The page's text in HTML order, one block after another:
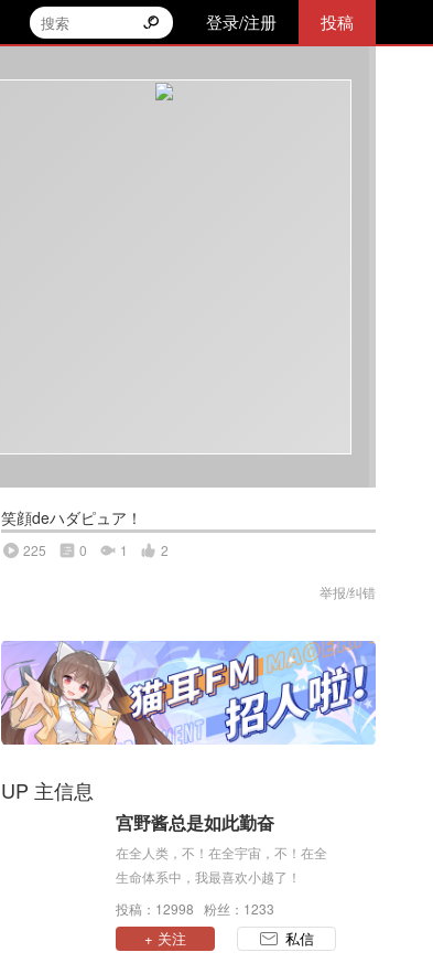
登录/注册 投稿
笑顔deハダピュア！
225 0 1 2
举报/纠错
UP 主信息
宫野酱总是如此勤奋
在全人类，不！在全宇宙，不！在全
生命体系中，我最喜欢小越了！
投稿：12998 粉丝：1233
+ 关注 私信